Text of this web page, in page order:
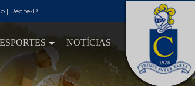
| Recife-PE
ESPORTES NOTÍCIAS